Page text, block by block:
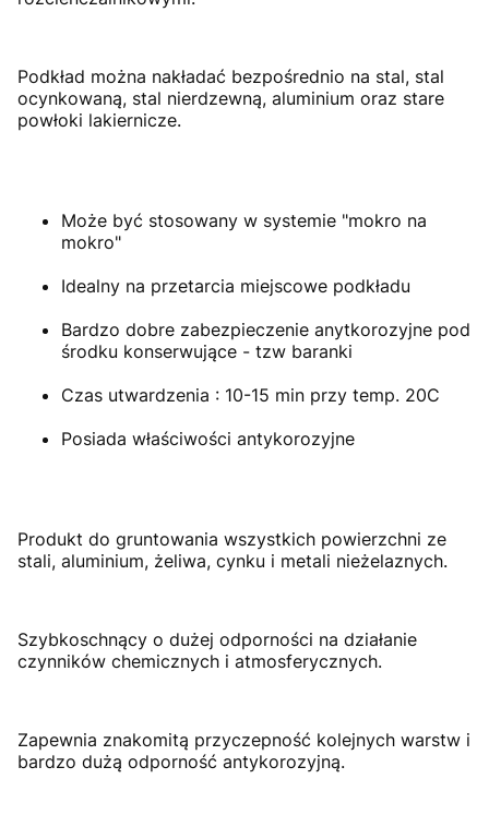
Podkład można nakładać bezpośrednio na stal, stal
ocynkowaną, stal nierdzewną, aluminium oraz stare
powłoki lakiernicze.
Może być stosowany w systemie "mokro na
mokro"
Idealny na przetarcia miejscowe podkładu
Bardzo dobre zabezpieczenie anytkorozyjne pod
środku konserwujące - tzw baranki
Czas utwardzenia : 10-15 min przy temp. 20C
Posiada właściwości antykorozyjne
Produkt do gruntowania wszystkich powierzchni ze
stali, aluminium, żeliwa, cynku i metali nieżelaznych.
Szybkoschnący o dużej odporności na działanie
czynników chemicznych i atmosferycznych.
Zapewnia znakomitą przyczepność kolejnych warstw i
bardzo dużą odporność antykorozyjną.